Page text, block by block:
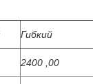
Гибкий
2400 ,00